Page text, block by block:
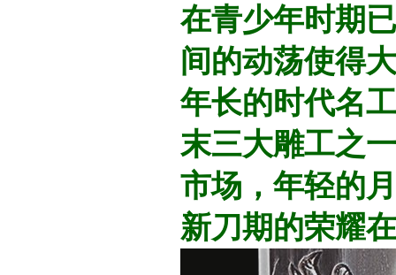
在青少年时期
间的动荡使得
年长的时代名
末三大雕工之
市场，年轻的
新刀期的荣耀